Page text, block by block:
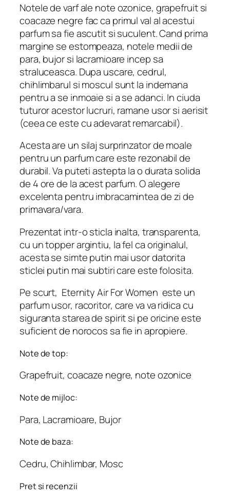
Notele de varf ale note ozonice, grapefruit si
coacaze negre fac ca primul val al acestui
parfum sa fie ascutit si suculent. Cand prima
margine se estompeaza, notele medii de
para, bujor si lacramioare incep sa
straluceasca. Dupa uscare, cedrul,
chihlimbarul si moscul sunt la indemana
pentru a se inmoaie si a se adanci. In ciuda
tuturor acestor lucruri, ramane usor si aerisit
(ceea ce este cu adevarat remarcabil).
Acesta are un silaj surprinzator de moale
pentru un parfum care este rezonabil de
durabil. Va puteti astepta la o durata solida
de 4 ore de la acest parfum. O alegere
excelenta pentru imbracamintea de zi de
primavara/vara.
Prezentat intr-o sticla inalta, transparenta,
cu un topper argintiu, la fel ca originalul,
acesta se simte putin mai usor datorita
sticlei putin mai subtiri care este folosita.
Pe scurt, Eternity Air For Women este un
parfum usor, racoritor, care va va ridica cu
siguranta starea de spirit si pe oricine este
suficient de norocos sa fie in apropiere.
Note de top:
Grapefruit, coacaze negre, note ozonice
Note de mijloc:
Para, Lacramioare, Bujor
Note de baza:
Cedru, Chihlimbar, Mosc
Pret si recenzii